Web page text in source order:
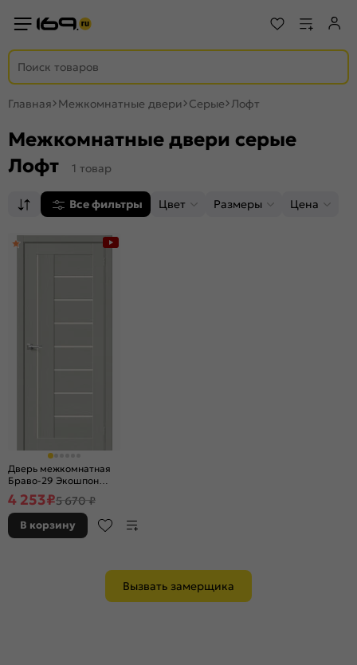
Главная Межкомнатные двери Серые Лофт
Межкомнатные двери серые
Лофт
1 товар
Все фильтры Цвет Размеры Цена
Дверь межкомнатная
Браво-29 Экошпон
Grey Wood,
остекленная, magic fog,
без кромки, царговая
4 253₽5 670 ₽
В корзину
Вызвать замерщика